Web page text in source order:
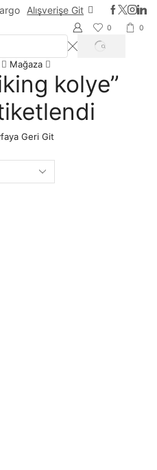
Alışverişe Git
0 0
Mağaza
kolye”
Geri Git